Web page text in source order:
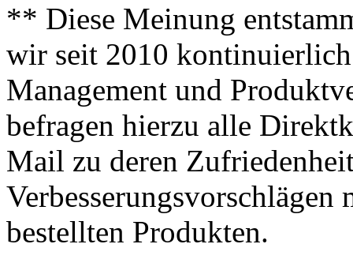
** Diese Meinung
wir seit 2010
Management und
befragen hierzu alle
Mail zu deren
bestellten Produkten.